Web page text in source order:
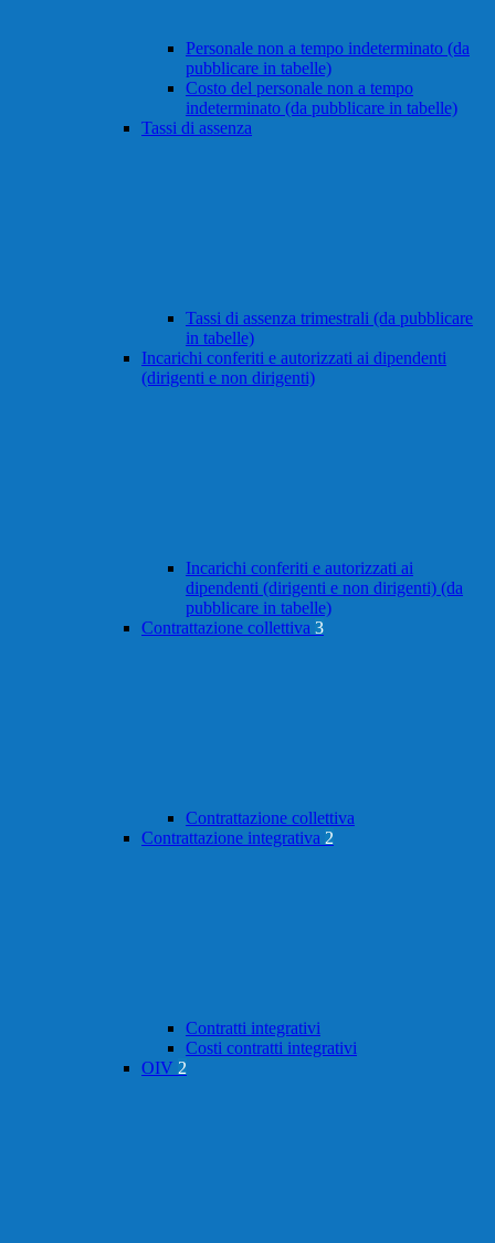
Personale non a tempo indeterminato (da
pubblicare in tabelle)
Costo del personale non a tempo
indeterminato (da pubblicare in tabelle)
Tassi di assenza
Tassi di assenza trimestrali (da pubblicare
in tabelle)
Incarichi conferiti e autorizzati ai dipendenti
(dirigenti e non dirigenti)
Incarichi conferiti e autorizzati ai
dipendenti (dirigenti e non dirigenti) (da
pubblicare in tabelle)
Contrattazione collettiva 3
Contrattazione collettiva
Contrattazione integrativa 2
Contratti integrativi
Costi contratti integrativi
OIV 2